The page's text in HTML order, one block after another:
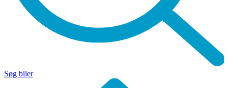
Søg biler